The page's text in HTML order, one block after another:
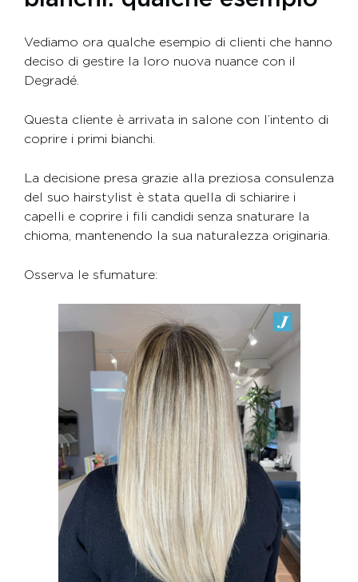
Vediamo ora qualche esempio di clienti che hanno
deciso di gestire la loro nuova nuance con il
Degradé.
Questa cliente è arrivata in salone con l’intento di
coprire i primi bianchi.
La decisione presa grazie alla preziosa consulenza
del suo hairstylist è stata quella di schiarire i
capelli e coprire i fili candidi senza snaturare la
chioma, mantenendo la sua naturalezza originaria.
Osserva le sfumature: